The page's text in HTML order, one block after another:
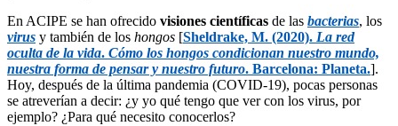
En ACIPE se han ofrecido visiones científicas de las bacterias, los
virus y también de los hongos [Sheldrake, M. (2020). La red
oculta de la vida. Cómo los hongos condicionan nuestro mundo,
nuestra forma de pensar y nuestro futuro. Barcelona: Planeta.].
Hoy, después de la última pandemia (COVID-19), pocas personas
se atreverían a decir: ¿y yo qué tengo que ver con los virus, por
ejemplo? ¿Para qué necesito conocerlos?